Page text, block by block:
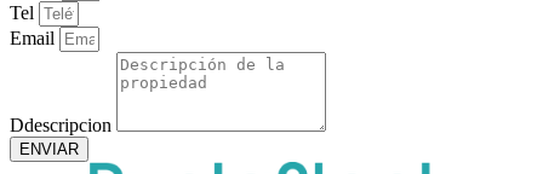
Tel
Email
Ddescripcion
ENVIAR